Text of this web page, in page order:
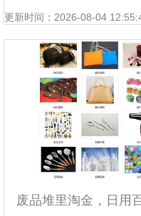
更新时间：2026-08-04
废品堆里淘金，日用